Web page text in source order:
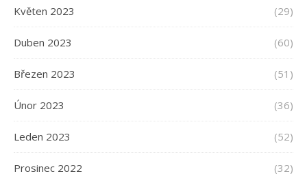
Květen 2023 (29)
Duben 2023 (60)
Březen 2023 (51)
Únor 2023 (36)
Leden 2023 (52)
Prosinec 2022 (32)